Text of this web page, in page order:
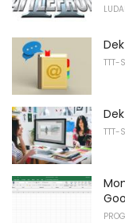
TTT-
TTT-